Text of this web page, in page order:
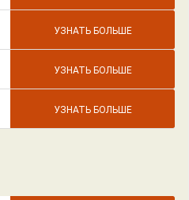
УЗНАТЬ БОЛЬШЕ
УЗНАТЬ БОЛЬШЕ
УЗНАТЬ БОЛЬШЕ